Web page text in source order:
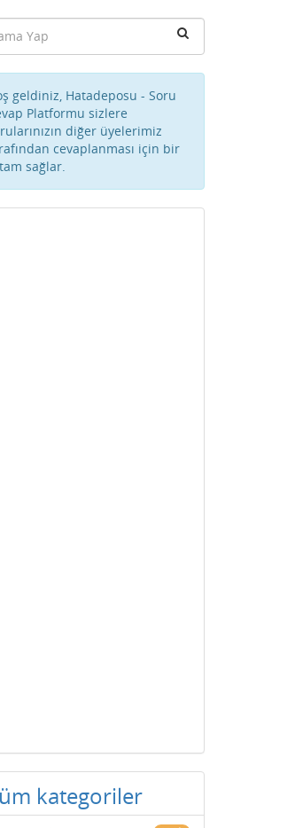
geldiniz, Hatadeposu - Soru
Platformu sizlere
diğer üyelerimiz
cevaplanması için bir
sağlar.
kategoriler